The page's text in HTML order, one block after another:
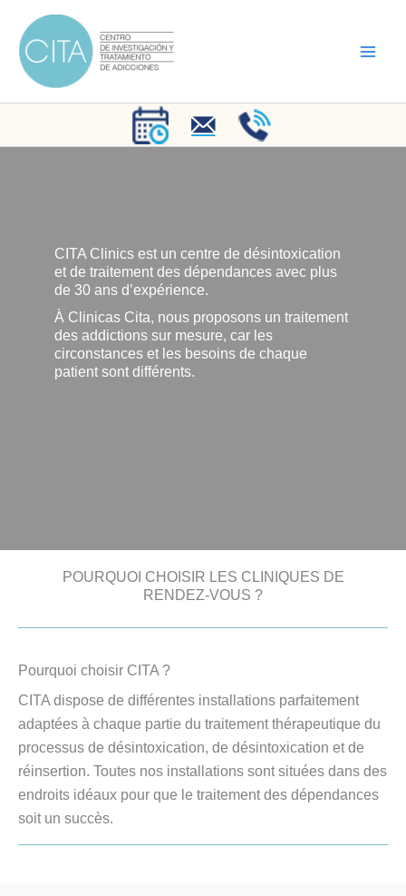
contenu
CITA Clinics est un centre de désintoxication
et de traitement des dépendances avec plus
de 30 ans d’expérience.
À Clinicas Cita, nous proposons un traitement
des addictions sur mesure, car les
circonstances et les besoins de chaque
patient sont différents.
POURQUOI CHOISIR LES CLINIQUES DE
RENDEZ-VOUS ?
Pourquoi choisir CITA ?
CITA dispose de différentes installations parfaitement
adaptées à chaque partie du traitement thérapeutique du
processus de désintoxication, de désintoxication et de
réinsertion. Toutes nos installations sont situées dans des
endroits idéaux pour que le traitement des dépendances
soit un succès.